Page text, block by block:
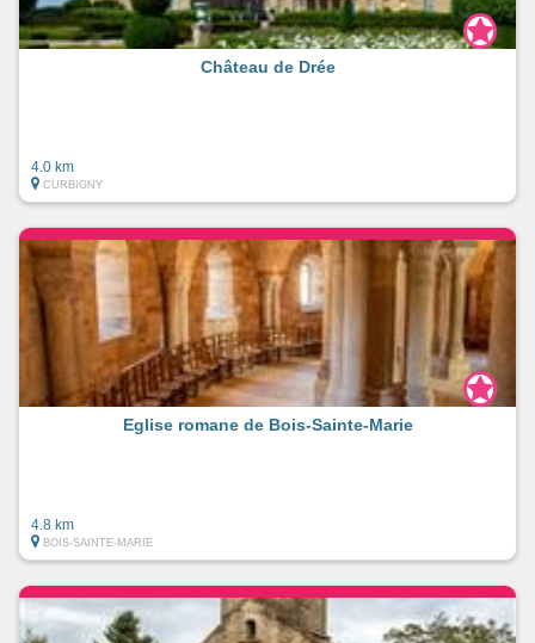
Château de Drée
4.0 km
CURBIGNY
Eglise romane de Bois-Sainte-Marie
4.8 km
BOIS-SAINTE-MARIE